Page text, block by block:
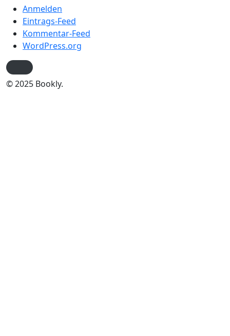
Anmelden
Eintrags-Feed
Kommentar-Feed
WordPress.org
© 2025 Bookly.